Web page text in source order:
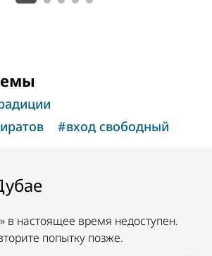
#вход свободный
в настоящее время недоступен.
попытку позже.